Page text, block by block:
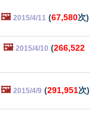
🖼️ 2015/4/11 (67,580次)
🖼️ 2015/4/10 (266,522
🖼️ 2015/4/9 (291,951次)